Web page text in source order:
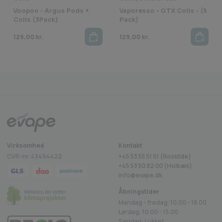
Voopoo - Argus Pods +
Coils (3Pack)
129,00 kr.
Vaporesso - GTX Coils - (5
Pack)
129,00 kr.
Virksomhed
CVR-nr. 43494422
Kontakt
+45 53 55 51 51 (Roskilde)
+45 53 50 82 00 (Holbæk)
info@evape.dk
Åbningstider
Mandag - fredag: 10.00 - 18.00
Lørdag: 10.00 - 15.00